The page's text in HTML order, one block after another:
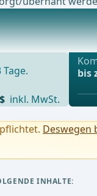
Komplikationen
können
inkl. MwSt.
bis
Deswegen
INHALTE: